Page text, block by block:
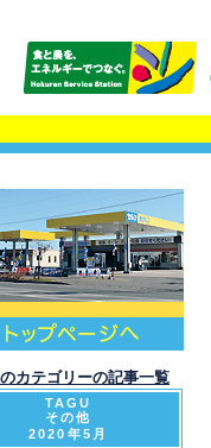
カテゴリーの記事一覧
TAGU
その他
2020年5月